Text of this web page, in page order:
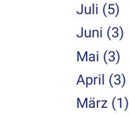
Juli (5)
Juni (3)
Mai (3)
April (3)
März (1)